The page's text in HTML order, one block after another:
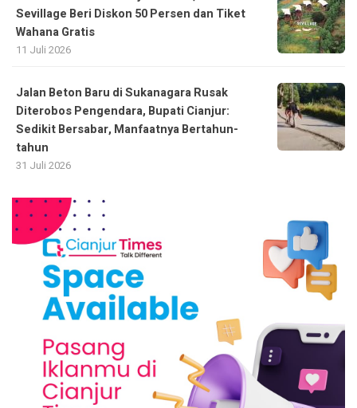
Sevillage Beri Diskon 50 Persen dan Tiket
Wahana Gratis
11 Juli 2026
Jalan Beton Baru di Sukanagara Rusak
Diterobos Pengendara, Bupati Cianjur:
Sedikit Bersabar, Manfaatnya Bertahun-
tahun
31 Juli 2026